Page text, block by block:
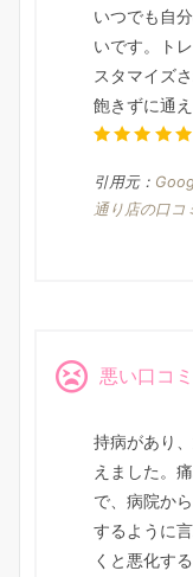
いつでも自
いです。ト
スタマイズ
飽きずに通え
引用元：
通り店の口コ
悪い口コミ
持病があり
えました。
で、病院か
するように
くと悪化す